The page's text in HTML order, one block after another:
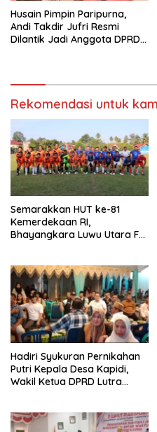
Husain Pimpin Paripurna,
Andi Takdir Jufri Resmi
Dilantik Jadi Anggota DPRD
Rekomendasi untuk
Semarakkan HUT ke-81
Kemerdekaan RI,
Bhayangkara Luwu Utara FC
Hadiri Syukuran Pernikahan
Putri Kepala Desa Kapidi,
Wakil Ketua DPRD Lutra